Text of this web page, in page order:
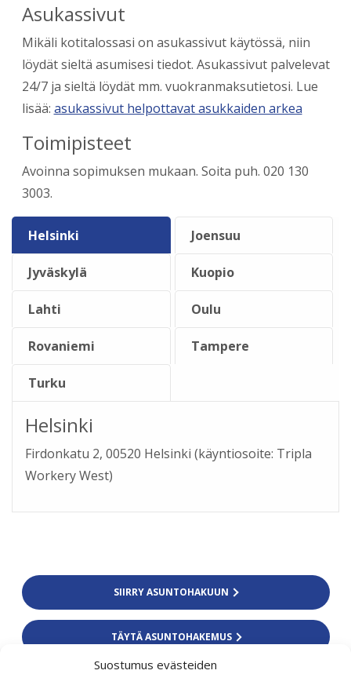
Suostumus evästeiden
Asukassivut
Mikäli kotitalossasi on asukassivut käytössä, niin
löydät sieltä asumisesi tiedot. Asukassivut palvelevat
24/7 ja sieltä löydät mm. vuokranmaksutietosi. Lue
lisää: asukassivut helpottavat asukkaiden arkea
Toimipisteet
Avoinna sopimuksen mukaan. Soita puh. 020 130
3003.
Helsinki Joensuu
Jyväskylä Kuopio
Lahti Oulu
Rovaniemi Tampere
Turku
Helsinki
Firdonkatu 2, 00520 Helsinki (käyntiosoite: Tripla
Workery West)
SIIRRY ASUNTOHAKUUN
TÄYTÄ ASUNTOHAKEMUS